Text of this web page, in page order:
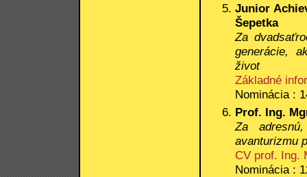
Junior
Šepetka
Za
generácie,
život
Základné
Nominácia :
Prof. Ing.
Za
avanturizmu
CV prof. Ing.
Nominácia :